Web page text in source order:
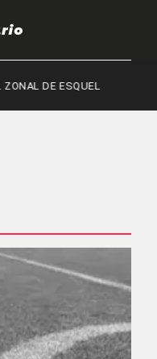
DE ESQUEL